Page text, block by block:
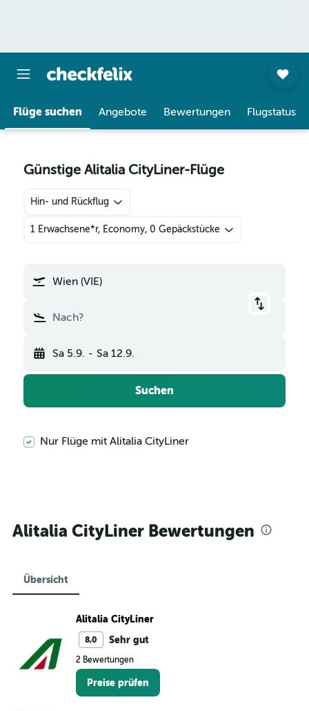
Flüge suchen Angebote Bewertungen Flugstatus
Günstige Alitalia CityLiner-Flüge
Hin- und Rückflug
1 Erwachsene*r, Economy, 0 Gepäckstücke
Wien (VIE)
Nach?
Sa 5.9. - Sa 12.9.
Suchen
Nur Flüge mit Alitalia CityLiner
Alitalia CityLiner Bewertungen
Übersicht
Alitalia CityLiner
8,0 Sehr gut
2 Bewertungen
Preise prüfen